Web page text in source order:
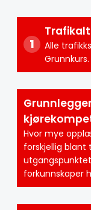
Alle
Grunnkurs.
Hvor mye
forskjellig blant
forkunnskaper